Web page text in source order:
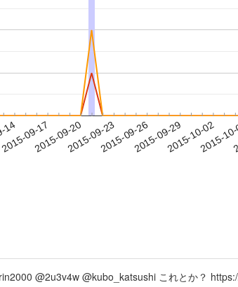
2015-09-172015-09-202015-09-232015-09-262015-09-292015-10-02
2015-
@2u3v4w @kubo_katsushi これとか？